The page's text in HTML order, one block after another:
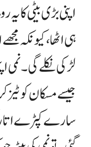
اپنی بڑی بیٹی کا
ہی اٹھا، کیونکہ
لڑکی نکلے گی۔
جیسے مسکان کو ٹیز
سارے کپڑے اتار